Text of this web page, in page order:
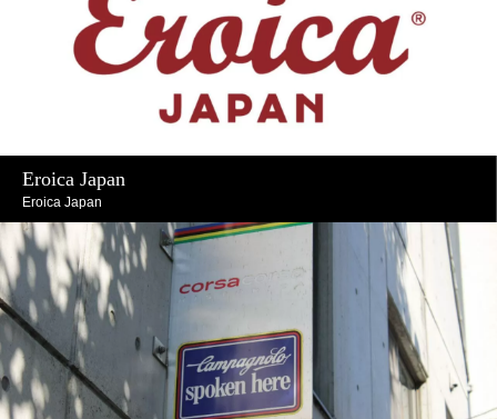
Eroica Japan
Eroica Japan